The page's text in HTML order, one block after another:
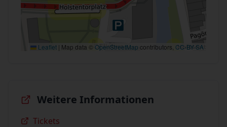
Leaflet | Map data © OpenStreetMap contributors, CC-BY-SA
Weitere Informationen
Tickets